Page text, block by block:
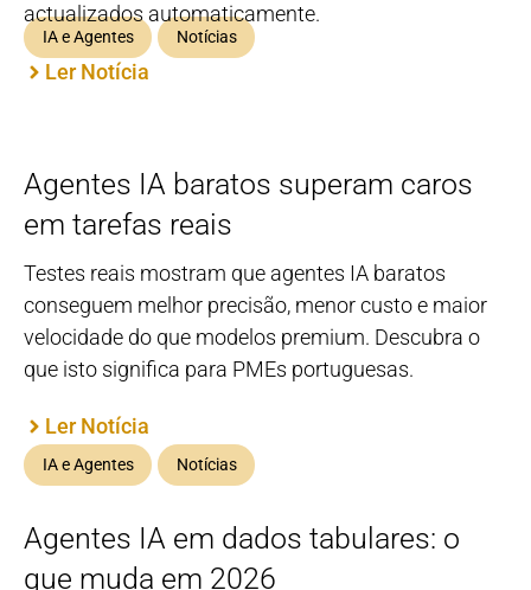
IA e Agentes Notícias
actualizados automaticamente.
Ler Notícia
IA e Agentes Notícias
Agentes IA baratos superam caros
em tarefas reais
Testes reais mostram que agentes IA baratos
conseguem melhor precisão, menor custo e maior
velocidade do que modelos premium. Descubra o
que isto significa para PMEs portuguesas.
Ler Notícia
Agentes IA em dados tabulares: o
que muda em 2026